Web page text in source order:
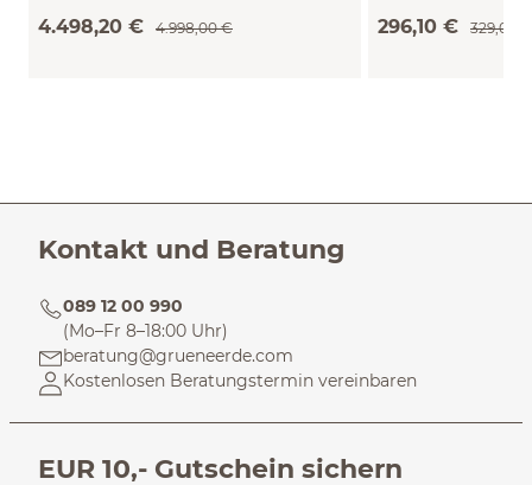
4.498,20 € 4.998,00 € 296,10 € 329,00 €
Kontakt und Beratung
089 12 00 990
(Mo–Fr 8–18:00 Uhr)
beratung@grueneerde.com
Kostenlosen Beratungstermin vereinbaren
EUR 10,- Gutschein sichern